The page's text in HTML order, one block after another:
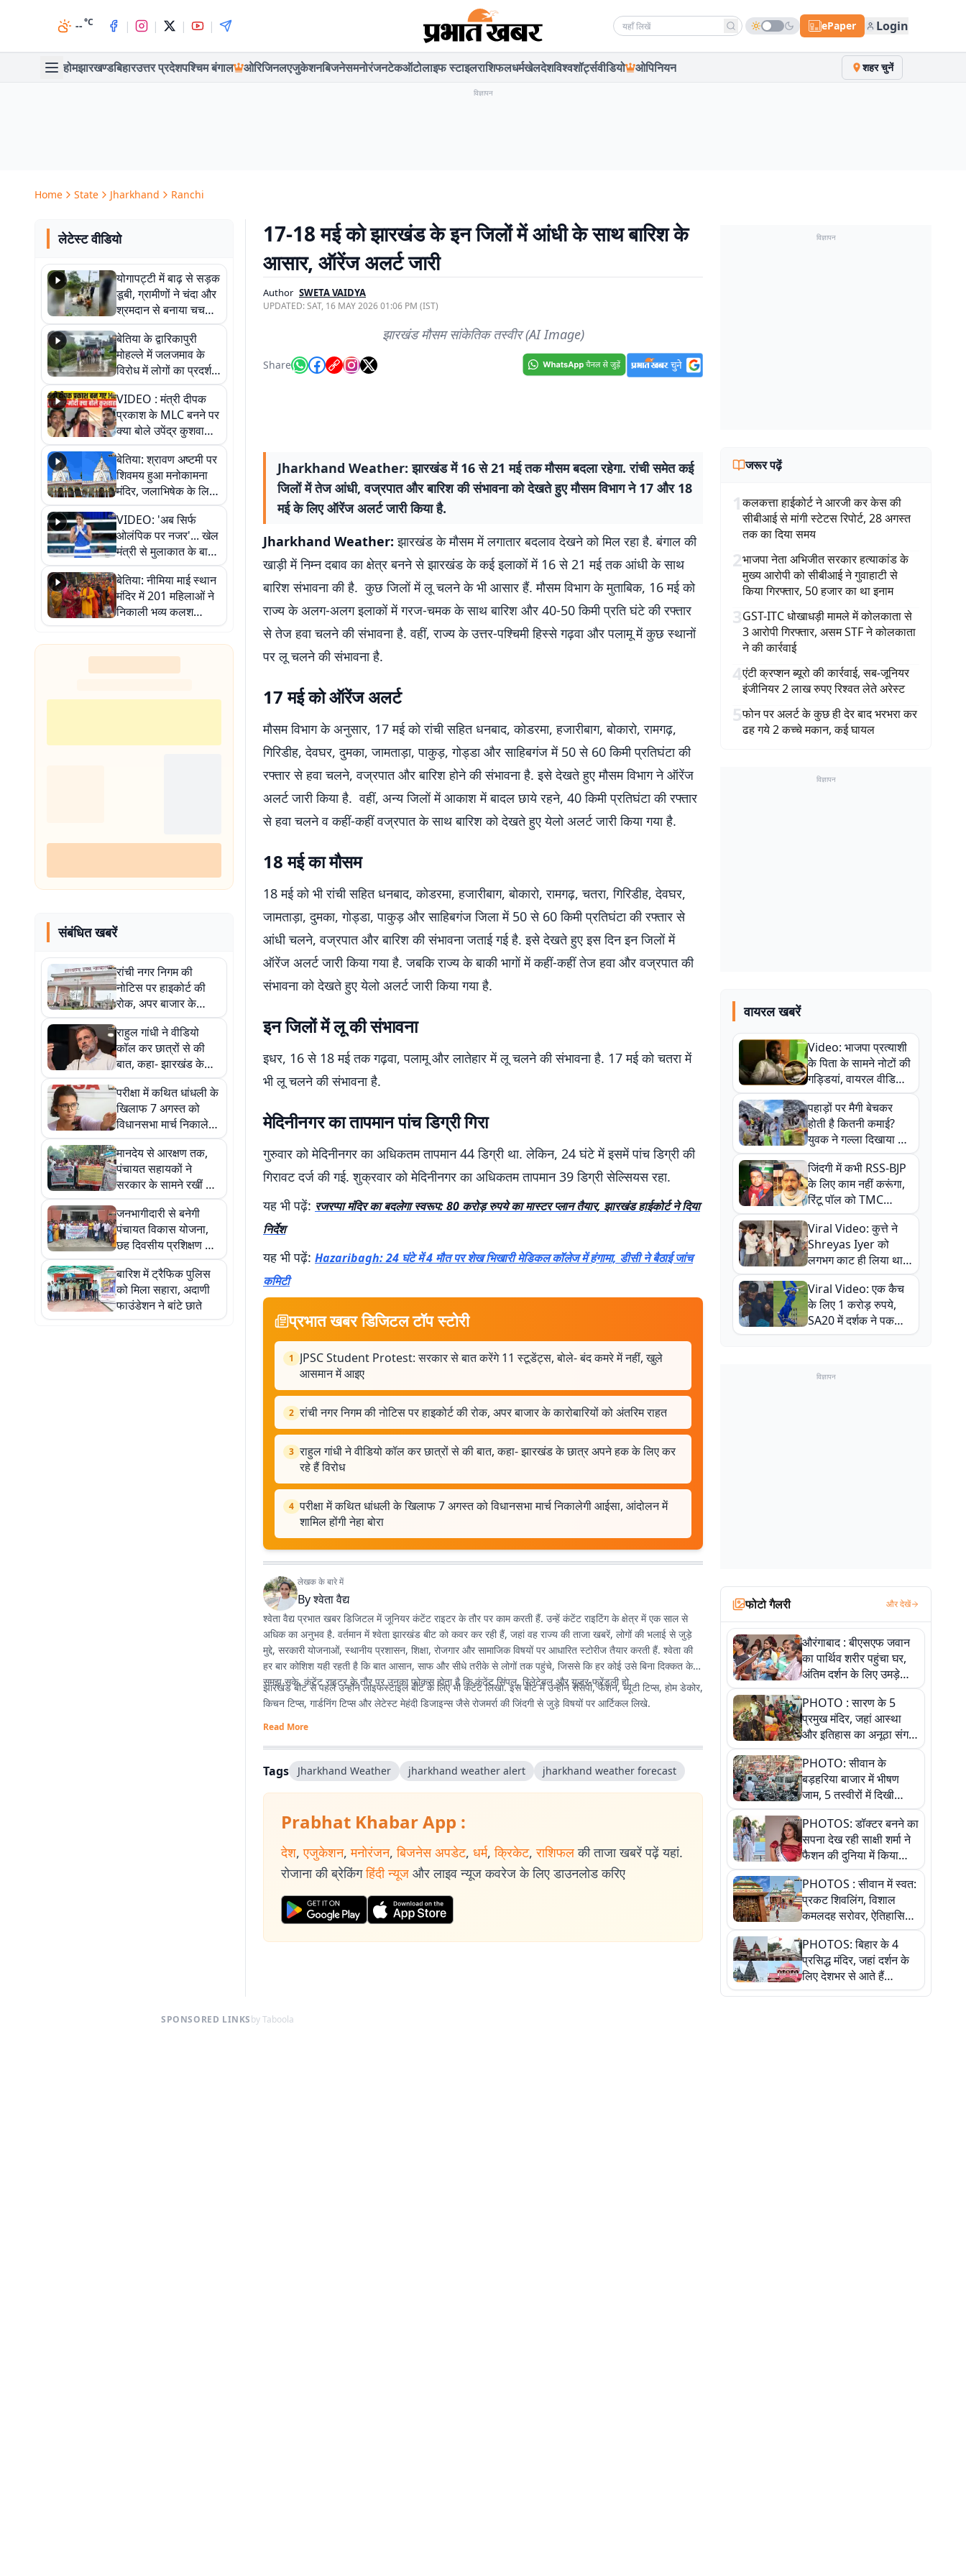
--°C | | | | Search news ePaper Login
होमझारखण्डबिहारउत्तर प्रदेशपश्चिम बंगाल ओरिजिनलएजुकेशनबिजनेसमनोरंजनटेकऑटोलाइफ स्टाइलराशिफलधर्मखेलदेशविश्वशॉर्ट्सवीडियो ओपिनियन शहर चुनें
विज्ञापन
Home State Jharkhand Ranchi
लेटेस्ट वीडियो
योगापट्टी में बाढ़ से सड़क
डूबी, ग्रामीणों ने चंदा और
श्रमदान से बनाया चचरी
पुल
बेतिया के द्वारिकापुरी
मोहल्ले में जलजमाव के
विरोध में लोगों का प्रदर्शन,
स्थायी समाधान की मांग
VIDEO : मंत्री दीपक
प्रकाश के MLC बनने पर
क्या बोले उपेंद्र कुशवाहा,
सुनिए
बेतिया: श्रावण अष्टमी पर
शिवमय हुआ मनोकामना
मंदिर, जलाभिषेक के लिए
लगी लंबी कतारें
VIDEO: 'अब सिर्फ
ओलंपिक पर नजर'... खेल
मंत्री से मुलाकात के बाद
जैसमीन लंबोरिया का बड़ा
बयान
बेतिया: नीमिया माई स्थान
मंदिर में 201 महिलाओं ने
निकाली भव्य कलश
शोभायात्रा, शिवलिंग
प्राण-प्रतिष्ठा महोत्सव
शुरू
संबंधित खबरें
रांची नगर निगम की
नोटिस पर हाइकोर्ट की
रोक, अपर बाजार के
कारोबारियों को अंतरिम
राहत
राहुल गांधी ने वीडियो
कॉल कर छात्रों से की
बात, कहा- झारखंड के
छात्र अपने हक के लिए
कर रहे हैं विरोध
परीक्षा में कथित धांधली के
खिलाफ 7 अगस्त को
विधानसभा मार्च निकालेगी
आईसा, आंदोलन में शामिल
होंगी नेहा बोरा
मानदेय से आरक्षण तक,
पंचायत सहायकों ने
सरकार के सामने रखीं 8
बड़ी मांगें
जनभागीदारी से बनेगी
पंचायत विकास योजना,
छह दिवसीय प्रशिक्षण का
समापन
बारिश में ट्रैफिक पुलिस
को मिला सहारा, अदाणी
फाउंडेशन ने बांटे छाते
17-18 मई को झारखंड के इन जिलों में आंधी के साथ बारिश के
आसार, ऑरेंज अलर्ट जारी
Author SWETA VAIDYA
UPDATED:SAT, 16 MAY 2026 01:06 PM (IST)
झारखंड मौसम सांकेतिक तस्वीर (AI Image)
Share
Jharkhand Weather: झारखंड में 16 से 21 मई तक मौसम बदला रहेगा. रांची समेत कई
जिलों में तेज आंधी, वज्रपात और बारिश की संभावना को देखते हुए मौसम विभाग ने 17 और 18
मई के लिए ऑरेंज अलर्ट जारी किया है.
Jharkhand Weather: झारखंड के मौसम में लगातार बदलाव देखने को मिल रहा है. बंगाल की
खाड़ी में निम्न दबाव का क्षेत्र बनने से झारखंड के कई इलाकों में 16 से 21 मई तक आंधी के साथ
बारिश संभावना की है. कुछ जिलों में लू चलने के भी आसार हैं. मौसम विभाग के मुताबिक, 16 मई को
राज्य के अलग-अलग इलाकों में गरज-चमक के साथ बारिश और 40-50 किमी प्रति घंटे की रफ्तार
से तेज हवा चलने की संभावना है. वहीं, राज्य के उत्तर-पश्चिमी हिस्से गढ़वा और पलामू में कुछ स्थानों
पर लू चलने की संभावना है.
17 मई को ऑरेंज अलर्ट
मौसम विभाग के अनुसार, 17 मई को रांची सहित धनबाद, कोडरमा, हजारीबाग, बोकारो, रामगढ़,
गिरिडीह, देवघर, दुमका, जामताड़ा, पाकुड़, गोड्डा और साहिबगंज में 50 से 60 किमी प्रतिघंटा की
रफ्तार से हवा चलने, वज्रपात और बारिश होने की संभावना है. इसे देखते हुए मौसम विभाग ने ऑरेंज
अलर्ट जारी किया है. वहीं, अन्य जिलों में आकाश में बादल छाये रहने, 40 किमी प्रतिघंटा की रफ्तार
से हवा चलने व कहीं-कहीं वज्रपात के साथ बारिश को देखते हुए येलो अलर्ट जारी किया गया है.
18 मई का मौसम
18 मई को भी रांची सहित धनबाद, कोडरमा, हजारीबाग, बोकारो, रामगढ़, चतरा, गिरिडीह, देवघर,
जामताड़ा, दुमका, गोड्डा, पाकुड़ और साहिबगंज जिला में 50 से 60 किमी प्रतिघंटा की रफ्तार से
आंधी चलने, वज्रपात और बारिश की संभावना जताई गई है. इसे देखते हुए इस दिन इन जिलों में
ऑरेंज अलर्ट जारी किया गया है. जबकि राज्य के बाकी भागों में कहीं-कहीं तेज हवा और वज्रपात की
संभावना को देखते हुए येलो अलर्ट जारी किया गया है.
इन जिलों में लू की संभावना
इधर, 16 से 18 मई तक गढ़वा, पलामू और लातेहार में लू चलने की संभावना है. 17 मई को चतरा में
भी लू चलने की संभावना है.
मेदिनीनगर का तापमान पांच डिग्री गिरा
गुरुवार को मेदिनीनगर का अधिकतम तापमान 44 डिग्री था. लेकिन, 24 घंटे में इसमें पांच डिग्री की
गिरावट दर्ज की गई. शुक्रवार को मेदिनीनगर का अधिकतम तापमान 39 डिग्री सेल्सियस रहा.
यह भी पढ़ें: रजरप्पा मंदिर का बदलेगा स्वरूप: 80 करोड़ रुपये का मास्टर प्लान तैयार, झारखंड हाईकोर्ट ने दिया
निर्देश
यह भी पढ़ें: Hazaribagh: 24 घंटे में 4 मौत पर शेख भिखारी मेडिकल कॉलेज में हंगामा, डीसी ने बैठाई जांच
कमिटी
प्रभात खबर डिजिटल टॉप स्टोरी
1
JPSC Student Protest: सरकार से बात करेंगे 11 स्टूडेंट्स, बोले- बंद कमरे में नहीं, खुले
आसमान में आइए
2 रांची नगर निगम की नोटिस पर हाइकोर्ट की रोक, अपर बाजार के कारोबारियों को अंतरिम राहत
3 राहुल गांधी ने वीडियो कॉल कर छात्रों से की बात, कहा- झारखंड के छात्र अपने हक के लिए कर
रहे हैं विरोध
4 परीक्षा में कथित धांधली के खिलाफ 7 अगस्त को विधानसभा मार्च निकालेगी आईसा, आंदोलन में
शामिल होंगी नेहा बोरा
लेखक के बारे में
Byश्वेता वैद्य
श्वेता वैद्य प्रभात खबर डिजिटल में जूनियर कंटेंट राइटर के तौर पर काम करती हैं. उन्हें कंटेंट राइटिंग के क्षेत्र में एक साल से
अधिक का अनुभव है. वर्तमान में श्वेता झारखंड बीट को कवर कर रही हैं, जहां वह राज्य की ताजा खबरें, लोगों की भलाई से जुड़े
मुद्दे, सरकारी योजनाओं, स्थानीय प्रशासन, शिक्षा, रोजगार और सामाजिक विषयों पर आधारित स्टोरीज तैयार करती हैं. श्वेता की
हर बार कोशिश यही रहती है कि बात आसान, साफ और सीधे तरीके से लोगों तक पहुंचे, जिससे कि हर कोई उसे बिना दिक्कत के
समझ सके. कंटेंट राइटर के तौर पर उनका फोकस होता है कि कंटेंट सिंपल, रिलेटेबल और यूजर-फ्रेंडली हो.
झारखंड बीट से पहले उन्होंने लाइफस्टाइल बीट के लिए भी कंटेंट लिखा. इस बीट में उन्होंने रेसिपी, फैशन, ब्यूटी टिप्स, होम डेकोर,
किचन टिप्स, गार्डनिंग टिप्स और लेटेस्ट मेहंदी डिजाइन्स जैसे रोजमर्रा की जिंदगी से जुड़े विषयों पर आर्टिकल लिखे.
Read More
Tags Jharkhand Weather jharkhand weather alert jharkhand weather forecast
Prabhat Khabar App :
देश, एजुकेशन, मनोरंजन, बिजनेस अपडेट, धर्म, क्रिकेट, राशिफल की ताजा खबरें पढ़ें यहां.
रोजाना की ब्रेकिंग हिंदी न्यूज और लाइव न्यूज कवरेज के लिए डाउनलोड करिए
विज्ञापन
जरूर पढ़ें
1कलकत्ता हाईकोर्ट ने आरजी कर केस की
सीबीआई से मांगी स्टेटस रिपोर्ट, 28 अगस्त
तक का दिया समय
2भाजपा नेता अभिजीत सरकार हत्याकांड के
मुख्य आरोपी को सीबीआई ने गुवाहाटी से
किया गिरफ्तार, 50 हजार का था इनाम
3GST-ITC धोखाधड़ी मामले में कोलकाता से
3 आरोपी गिरफ्तार, असम STF ने कोलकाता
ने की कार्रवाई
4एंटी क्रप्शन ब्यूरो की कार्रवाई, सब-जूनियर
इंजीनियर 2 लाख रुपए रिश्वत लेते अरेस्ट
5फोन पर अलर्ट के कुछ ही देर बाद भरभरा कर
ढह गये 2 कच्चे मकान, कई घायल
विज्ञापन
वायरल खबरें
Video: भाजपा प्रत्याशी
के पिता के सामने नोटों की
गड्डियां, वायरल वीडियो
से राजनीति में उबाल,
अजित महतो बोले- TMC
की गंदी चाल
पहाड़ों पर मैगी बेचकर
होती है कितनी कमाई?
युवक ने गल्ला दिखाया तो
नौकरी वालों के खड़े हो गए
कान
जिंदगी में कभी RSS-BJP
के लिए काम नहीं करूंगा,
रिंटू पॉल को TMC
ऑफिस में ले जाकर पीटा,
Video वायरल
Viral Video: कुत्ते ने
Shreyas Iyer को
लगभग काट ही लिया था,
न्यूजीलैंड सीरीज से पहले
बाल-बाल बचे
Viral Video: एक कैच
के लिए 1 करोड़ रुपये,
SA20 में दर्शक ने पकड़ा
एक हाथ से गजब का कैच
विज्ञापन
फोटो गैलरी और देखें
औरंगाबाद : बीएसएफ जवान
का पार्थिव शरीर पहुंचा घर,
अंतिम दर्शन के लिए उमड़े
लोग
PHOTO : सारण के 5
प्रमुख मंदिर, जहां आस्था
और इतिहास का अनूठा संगम,
तस्वीरों में जानिए
PHOTO: सीवान के
बड़हरिया बाजार में भीषण
जाम, 5 तस्वीरों में दिखी
अव्यवस्था
PHOTOS: डॉक्टर बनने का
सपना देख रही साक्षी शर्मा ने
फैशन की दुनिया में किया
कमाल,जानिए बेगूसराय की
बेटी ने कैसे दी अपने सपनों
को उड़ान
PHOTOS : सीवान में स्वत:
प्रकट शिवलिंग, विशाल
कमलदह सरोवर, ऐतिहासिक
महेंद्रनाथ मंदिर और घंटाघर
की कहानी, तस्वीरों में देखिए
PHOTOS: बिहार के 4
प्रसिद्ध मंदिर, जहां दर्शन के
लिए देशभर से आते हैं
श्रद्धालु, जानिए इनकी
SPONSORED LINKSby Taboola